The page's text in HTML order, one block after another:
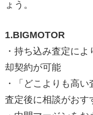
ょう。
1.BIGMOTOR
・持ち込み査定に
却契約が可能
・「どこよりも高
査定後に相談がおす